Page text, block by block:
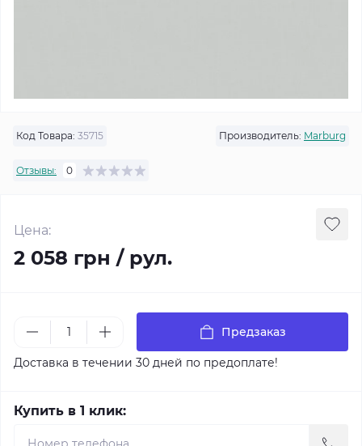
Код Товара: 35715 Производитель: Marburg
Отзывы: 0
Цена:
2 058 грн / рул.
Предзаказ
Доставка в течении 30 дней по предоплате!
Купить в 1 клик: